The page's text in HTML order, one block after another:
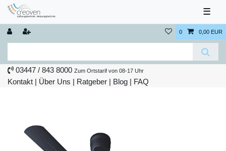
☰
0 0,00 EUR
03447 / 843 8000 Zum Ortstarif von 08-17 Uhr
Kontakt | Über Uns | Ratgeber | Blog | FAQ